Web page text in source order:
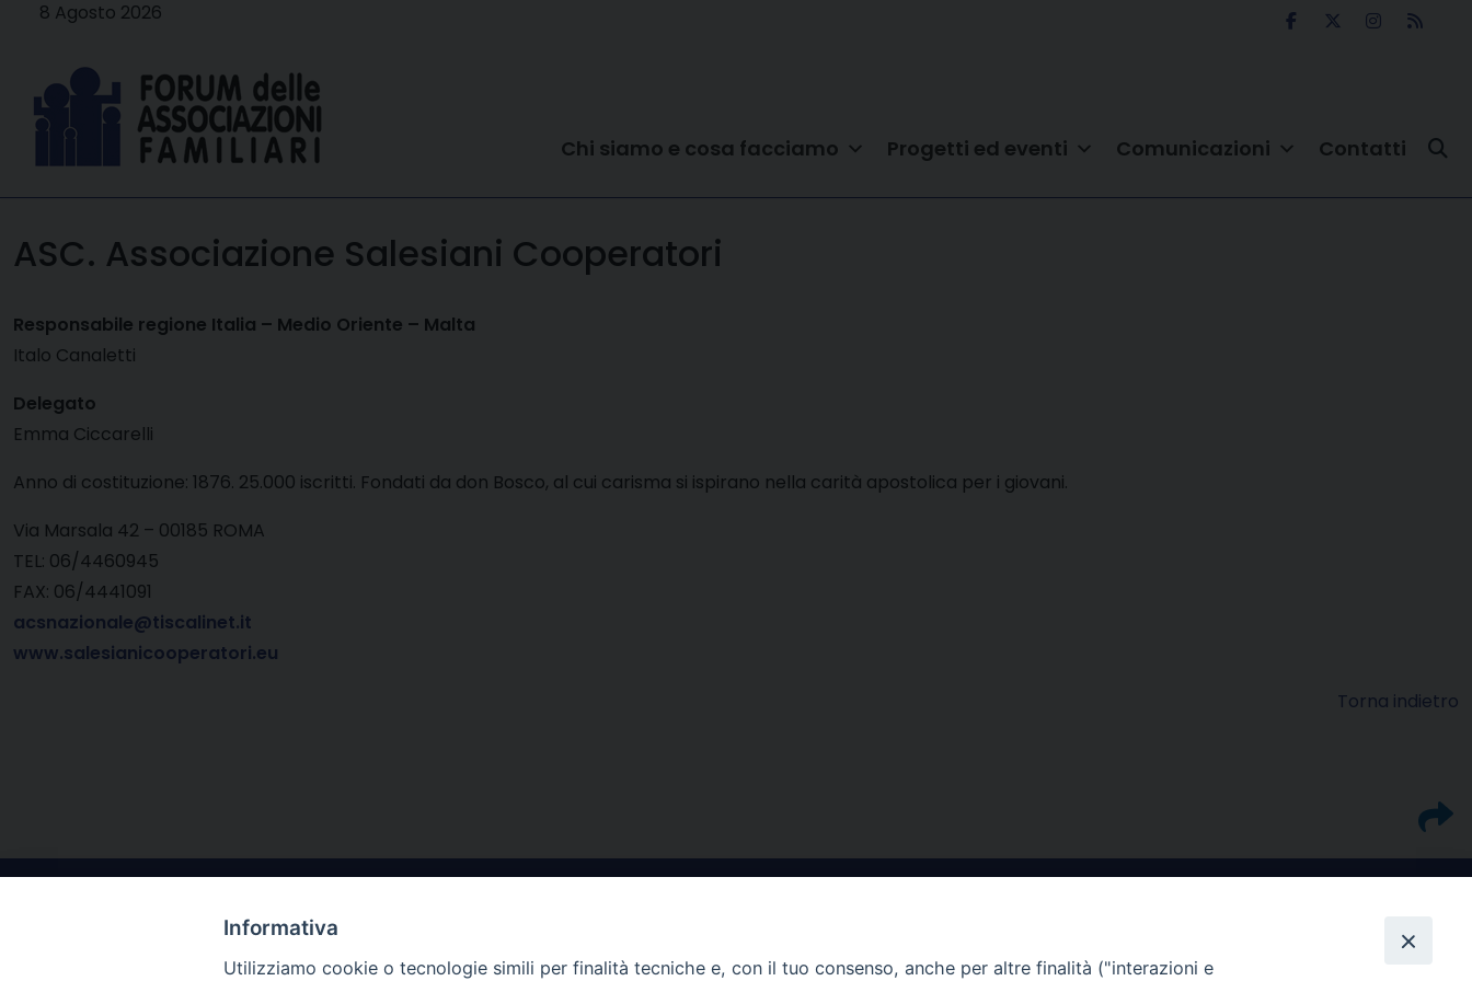
8 Agosto 2026
Chi siamo e cosa facciamo Progetti ed eventi Comunicazioni Contatti
ASC. Associazione Salesiani Cooperatori
Responsabile regione Italia – Medio Oriente – Malta
Italo Canaletti
Delegato
Emma Ciccarelli
Anno di costituzione: 1876. 25.000 iscritti. Fondati da don Bosco, al cui carisma si ispirano nella carità apostolica per i giovani.
Via Marsala 42 – 00185 ROMA
TEL: 06/4460945
FAX: 06/4441091
acsnazionale@tiscalinet.it
www.salesianicooperatori.eu
Torna indietro
Informativa
Utilizziamo cookie o tecnologie simili per finalità tecniche e, con il tuo consenso, anche per altre finalità ("interazioni e